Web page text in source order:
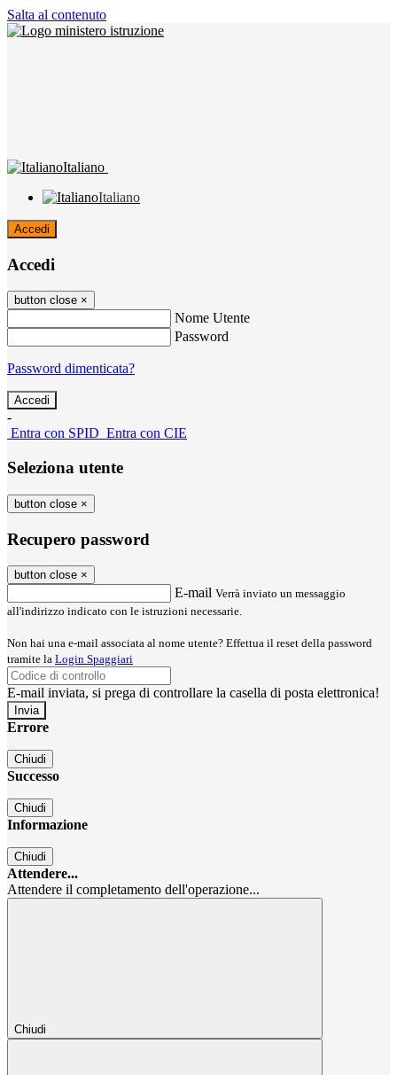
Salta al contenuto
Italiano
Italiano
Accedi
Accedi
button close ×
Nome Utente
Password
Password dimenticata?
-
Entra con SPID Entra con CIE
Seleziona utente
button close ×
Recupero password
button close ×
E-mail Verrà inviato un messaggio
all'indirizzo indicato con le istruzioni necessarie.
Non hai una e-mail associata al nome utente? Effettua il reset della password
tramite la Login Spaggiari
E-mail inviata, si prega di controllare la casella di posta elettronica!
Errore
Chiudi
Successo
Chiudi
Informazione
Chiudi
Attendere...
Attendere il completamento dell'operazione...
Chiudi